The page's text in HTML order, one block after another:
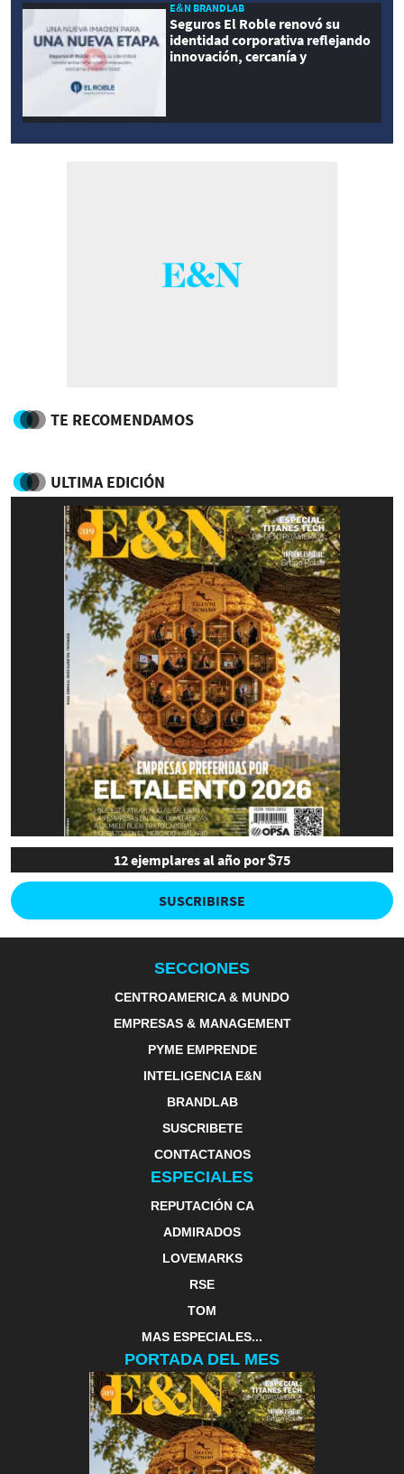
E&N BRANDLAB
Seguros El Roble renovó su
identidad corporativa reflejando
innovación, cercanía y
TE RECOMENDAMOS
ULTIMA EDICIÓN
12 ejemplares al año por $75
SUSCRIBIRSE
SECCIONES
CENTROAMERICA & MUNDO
EMPRESAS & MANAGEMENT
PYME EMPRENDE
INTELIGENCIA E&N
BRANDLAB
SUSCRIBETE
CONTACTANOS
ESPECIALES
REPUTACIÓN CA
ADMIRADOS
LOVEMARKS
RSE
TOM
MAS ESPECIALES...
PORTADA DEL MES